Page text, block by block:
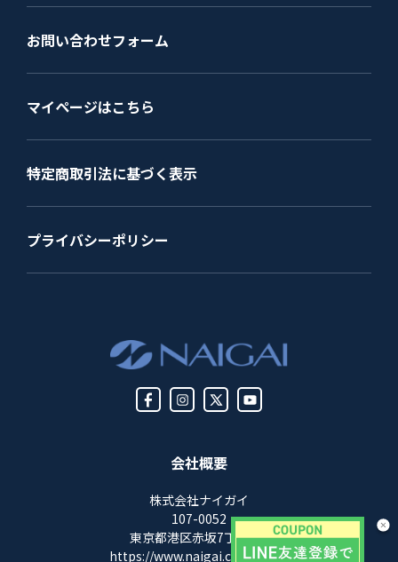
会社概要
株式会社ナイガイ
107-0052
東京都港区赤坂7丁目8-5
https://www.naigai.co.jp/corp/
お問い合わせフォーム
マイページはこちら
特定商取引法に基づく表示
プライバシーポリシー